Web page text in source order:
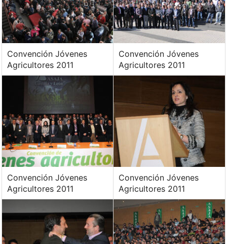
Convención Jóvenes
Agricultores 2011
Convención Jóvenes
Agricultores 2011
Convención Jóvenes
Agricultores 2011
Convención Jóvenes
Agricultores 2011